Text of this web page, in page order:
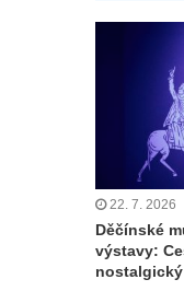
22. 7. 2026
Děčínské
výstavy: